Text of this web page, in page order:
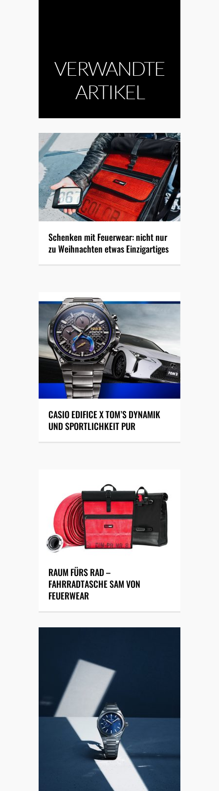
VERWANDTE
ARTIKEL
Schenken mit Feuerwear: nicht nur
zu Weihnachten etwas Einzigartiges
CASIO EDIFICE X TOM’S DYNAMIK
UND SPORTLICHKEIT PUR
RAUM FÜRS RAD –
FAHRRADTASCHE SAM VON
FEUERWEAR